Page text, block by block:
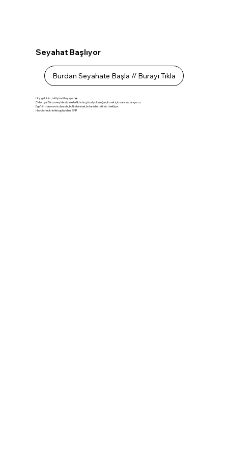
Seyahat Başlıyor
Hoş geldiniz, tatil şimdi başlıyor! ☀️
Celestyal Discovery’de sizinle birlikte bu güzel yolculuğa çıkmak için sabırsızlanıyoruz.
Ege’nin masmavi sularında, bol kahkahalı, bol anılı bir tatil sizi bekliyor.
Haydi check-in ile başlayalım! ⛵💙
Burdan Seyahate Başla // Burayı Tıkla